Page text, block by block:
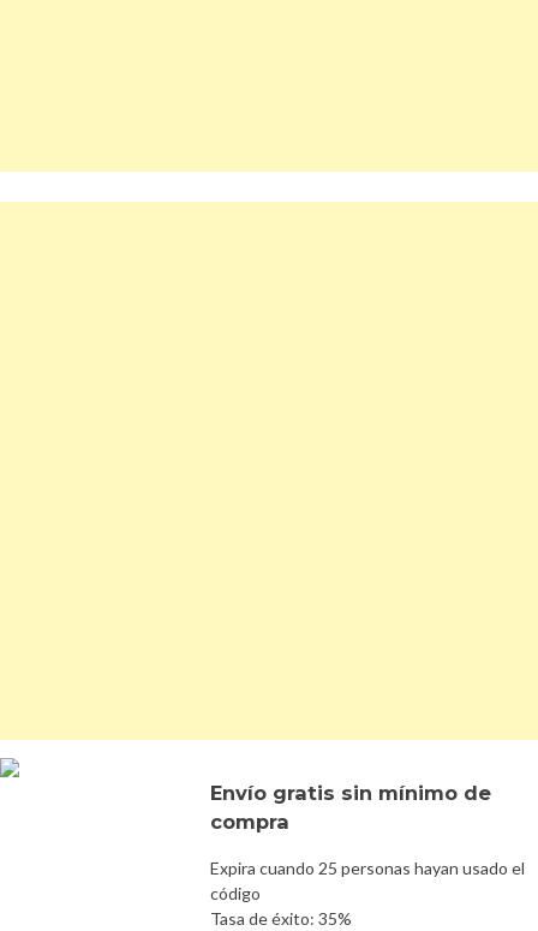
Envío gratis sin mínimo de
compra
Expira cuando 25 personas hayan usado el
código
Tasa de éxito: 35%